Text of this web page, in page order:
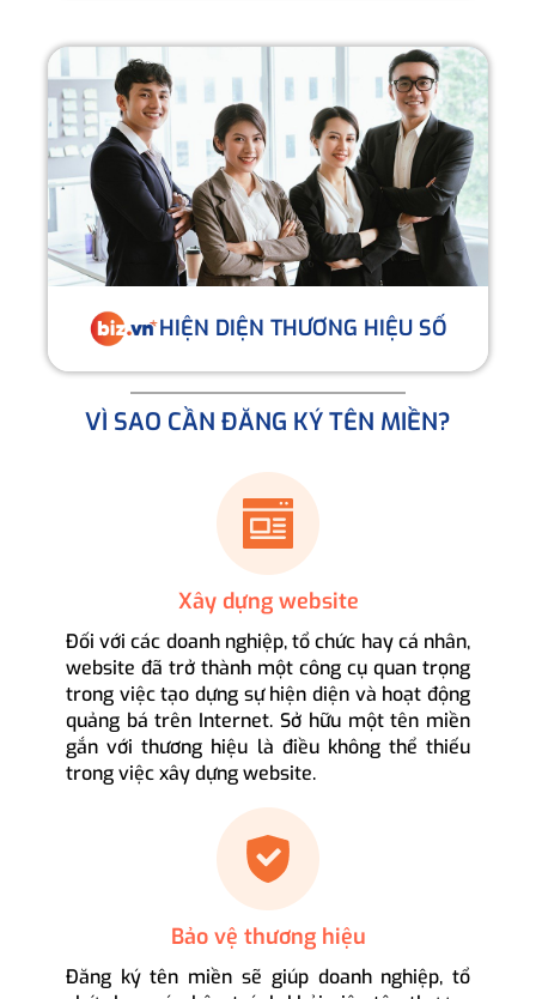
HIỆN DIỆN THƯƠNG HIỆU SỐ
VÌ SAO CẦN ĐĂNG KÝ TÊN MIỀN?
Xây dựng website
Đối với các doanh nghiệp, tổ chức hay cá nhân,
website đã trở thành một công cụ quan trọng
trong việc tạo dựng sự hiện diện và hoạt động
quảng bá trên Internet. Sở hữu một tên miền
gắn với thương hiệu là điều không thể thiếu
trong việc xây dựng website.
Bảo vệ thương hiệu
Đăng ký tên miền sẽ giúp doanh nghiệp, tổ